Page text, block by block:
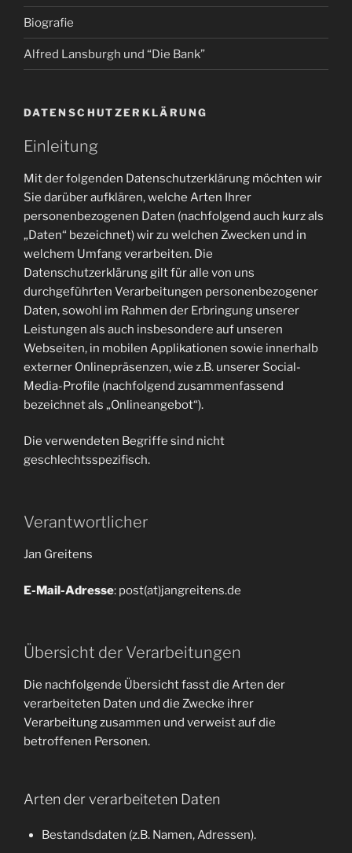
Biografie
Alfred Lansburgh und “Die Bank”
DATENSCHUTZERKLÄRUNG
Einleitung
Mit der folgenden Datenschutzerklärung möchten wir
Sie darüber aufklären, welche Arten Ihrer
personenbezogenen Daten (nachfolgend auch kurz als
„Daten“ bezeichnet) wir zu welchen Zwecken und in
welchem Umfang verarbeiten. Die
Datenschutzerklärung gilt für alle von uns
durchgeführten Verarbeitungen personenbezogener
Daten, sowohl im Rahmen der Erbringung unserer
Leistungen als auch insbesondere auf unseren
Webseiten, in mobilen Applikationen sowie innerhalb
externer Onlinepräsenzen, wie z.B. unserer Social-
Media-Profile (nachfolgend zusammenfassend
bezeichnet als „Onlineangebot“).
Die verwendeten Begriffe sind nicht
geschlechtsspezifisch.
Verantwortlicher
Jan Greitens
E-Mail-Adresse: post(at)jangreitens.de
Übersicht der Verarbeitungen
Die nachfolgende Übersicht fasst die Arten der
verarbeiteten Daten und die Zwecke ihrer
Verarbeitung zusammen und verweist auf die
betroffenen Personen.
Arten der verarbeiteten Daten
Bestandsdaten (z.B. Namen, Adressen).